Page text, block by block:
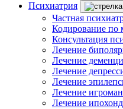
Психиатрия
Частная
Кодирование по
Консультация
Лечение
Лечение
Лечение
Лечение
Лечение
Лечение